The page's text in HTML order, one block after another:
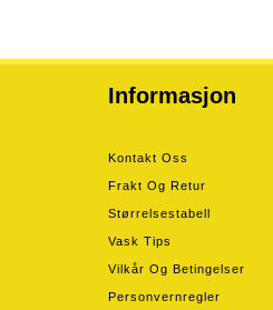
Informasjon
Kontakt Oss
Frakt Og Retur
Størrelsestabell
Vask Tips
Vilkår Og Betingelser
Personvernregler